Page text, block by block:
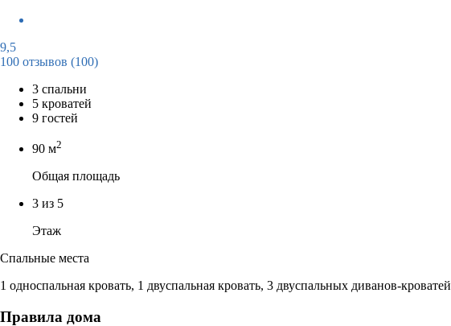
9,5
100 отзывов (100)
3 спальни
5 кроватей
9 гостей
90 м2
Общая площадь
3 из 5
Этаж
Спальные места
1 односпальная кровать, 1 двуспальная кровать, 3 двуспальных диванов-кроватей
Правила дома